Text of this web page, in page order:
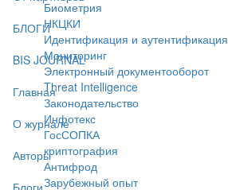
БЛОГИ
BIS JOURNAL
Главная
О журнале
Авторы
Блоги
Биометрия
НКЦКИ
Идентификация и аутентификация
Мониторинг
Электронный документооборот
Threat Intelligence
Законодательство
Инфотекс
ГосСОПКА
криптография
Антифрод
Зарубежный опыт